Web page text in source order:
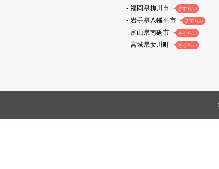
福岡県柳川市 さすらい
岩手県八幡平市 さすらい
富山県南砺市 さすらい
宮城県女川町 さすらい